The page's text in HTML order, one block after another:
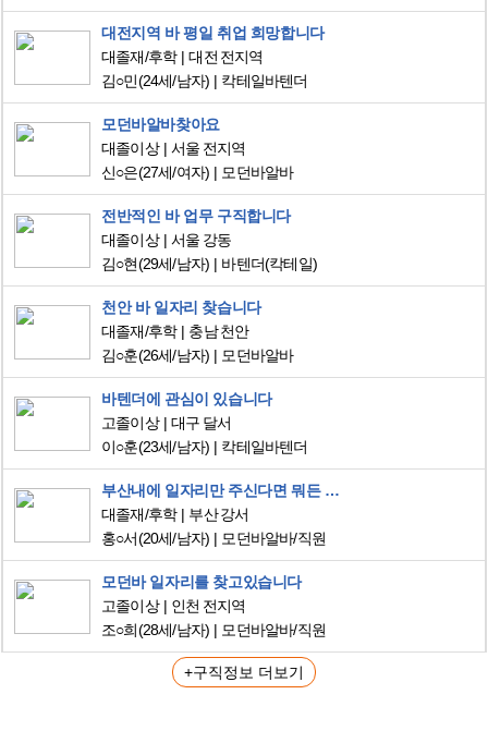
대전지역 바 평일 취업 희망합니다
대졸재/후학
대전 전지역
김○민(24세/남자) 칵테일바텐더
모던바알바찾아요
대졸이상
서울 전지역
신○은(27세/여자) 모던바알바
전반적인 바 업무 구직합니다
대졸이상
서울 강동
김○현(29세/남자) 바텐더(칵테일)
천안 바 일자리 찾습니다
대졸재/후학
충남 천안
김○훈(26세/남자) 모던바알바
바텐더에 관심이 있습니다
고졸이상
대구 달서
이○훈(23세/남자) 칵테일바텐더
부산내에 일자리만 주신다면 뭐든 할수 있습니다.
대졸재/후학
부산 강서
홍○서(20세/남자) 모던바알바/직원
모던바 일자리를 찾고있습니다
고졸이상
인천 전지역
조○희(28세/남자) 모던바알바/직원
+구직정보 더보기